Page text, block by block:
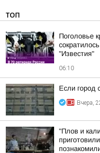
ТОП
Поголовье
"Известия"
06:10
Если город
Вчера,
"Плов и